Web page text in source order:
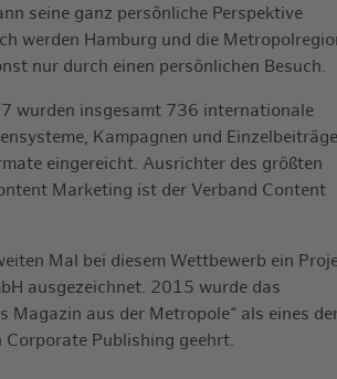
seine ganz persönliche Perspektive
werden Hamburg und die
nur durch einen persönlichen Besuch.
wurden insgesamt 736 internationale
Kampagnen und Einzelbeiträge
eingereicht. Ausrichter des größten
Marketing ist der Verband Content
Mal bei diesem Wettbewerb ein
ausgezeichnet. 2015 wurde das
Magazin aus der Metropole“ als eines
Corporate Publishing geehrt.